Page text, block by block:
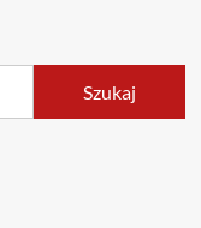
Szukaj